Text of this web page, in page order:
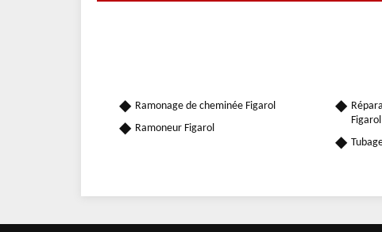
Ramonage de cheminée Figarol
Ramoneur Figarol
Figarol